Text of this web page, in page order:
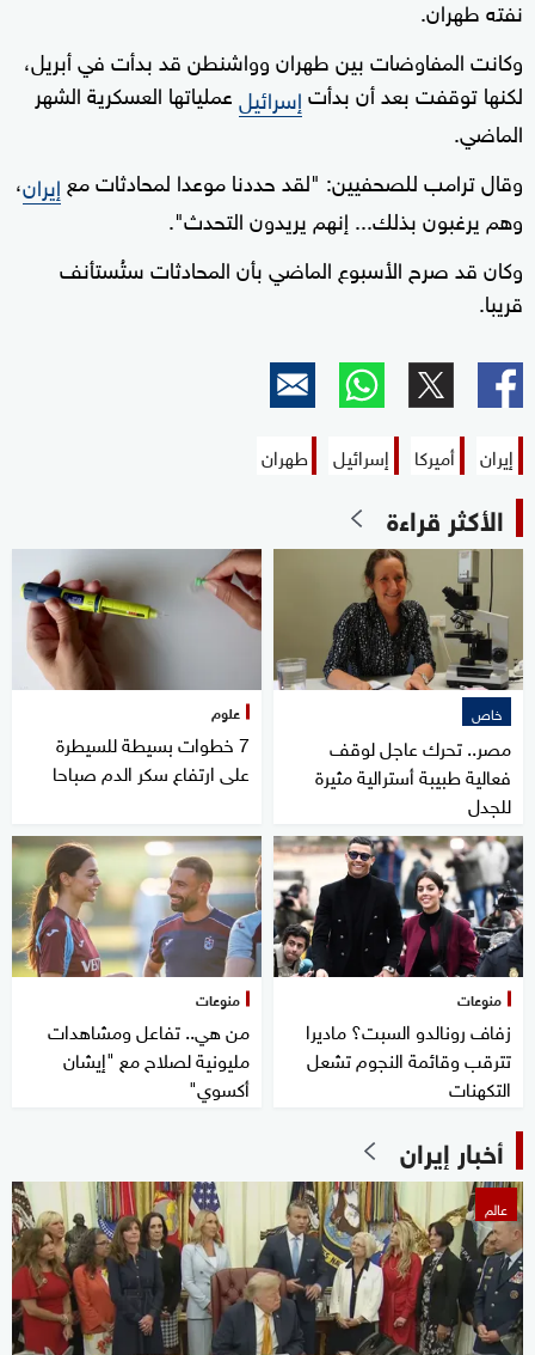
نفته طهران.
وكانت المفاوضات بين طهران وواشنطن قد بدأت في أبريل،
لكنها توقفت بعد أن بدأتإسرائيلعملياتها العسكرية الشهر
الماضي.
وقال ترامب للصحفيين: "لقد حددنا موعدا لمحادثات مع إيران،
وهم يرغبون بذلك... إنهم يريدون التحدث".
وكان قد صرح الأسبوع الماضي بأن المحادثات ستُستأنف
قريبا.
إيران أميركا إسرائيل طهران
الأكثر قراءة
خاص
مصر.. تحرك عاجل لوقف
فعالية طبيبة أسترالية مثيرة
للجدل
علوم
7 خطوات بسيطة للسيطرة
على ارتفاع سكر الدم صباحا
منوعات
زفاف رونالدو السبت؟ ماديرا
تترقب وقائمة النجوم تشعل
التكهنات
منوعات
من هي.. تفاعل ومشاهدات
مليونية لصلاح مع "إيشان
أكسوي"
أخبار إيران
عالم